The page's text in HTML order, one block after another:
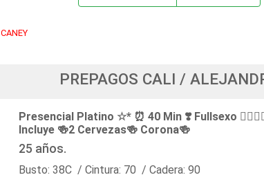
CANEY
PREPAGOS CALI /
Presencial Platino ☆* ⏰ 40 Min ❣️ Fullsexo
Incluye 🍻2 Cervezas🍻 Corona🍻
25 años.
Busto: 38C / Cintura: 70 / Cadera: 90